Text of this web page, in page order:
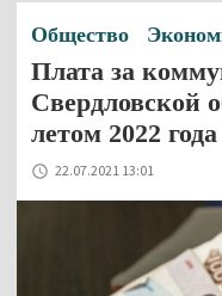
Общество
Плата за
Свердловской
летом 2022 года
22.07.2021 13:01